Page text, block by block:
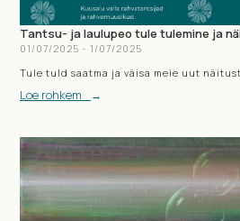
Tantsu- ja laulupeo tule tulemine ja
01 /07/2025 - 1 /07/2025
Tule tuld saatma ja väisa meie uut
Loe rohkem →